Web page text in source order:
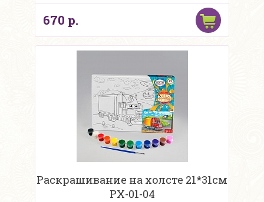
670 р.
Раскрашивание на холсте 21*31см
PX-01-04